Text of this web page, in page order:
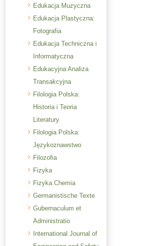
Edukacja Muzyczna
Edukacja Plastyczna:
Fotografia
Edukacja Techniczna i
Informatyczna
Edukacyjna Analiza
Transakcyjna
Filologia Polska:
Historia i Teoria
Literatury
Filologia Polska:
Językoznawstwo
Filozofia
Fizyka
Fizyka.Chemia
Germanistische Texte
Gubernaculum et
Administratio
International Journal of